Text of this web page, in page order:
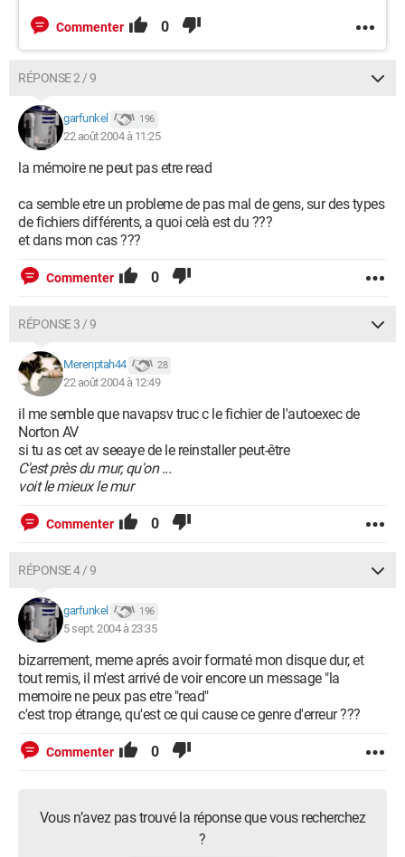
Commenter 0
RÉPONSE 2 / 9
garfunkel 196
22 août 2004 à 11:25
la mémoire ne peut pas etre read
ca semble etre un probleme de pas mal de gens, sur des types
de fichiers différents, a quoi celà est du ???
et dans mon cas ???
Commenter 0
RÉPONSE 3 / 9
Merenptah44 28
22 août 2004 à 12:49
il me semble que navapsv truc c le fichier de l'autoexec de
Norton AV
si tu as cet av seeaye de le reinstaller peut-être
C'est près du mur, qu'on ...
voit le mieux le mur
Commenter 0
RÉPONSE 4 / 9
garfunkel 196
5 sept. 2004 à 23:35
bizarrement, meme aprés avoir formaté mon disque dur, et
tout remis, il m'est arrivé de voir encore un message "la
memoire ne peux pas etre "read"
c'est trop étrange, qu'est ce qui cause ce genre d'erreur ???
Commenter 0
Vous n’avez pas trouvé la réponse que vous recherchez
?